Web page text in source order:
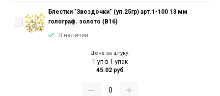
Блестки "Звездочки" (уп.25гр) арт.1-100 13 мм
голограф. золото (В16)
В наличии
Цена за штуку:
1 уп в 1 упак
45.02 руб